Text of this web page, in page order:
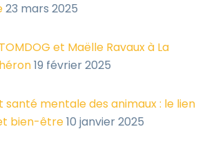
23 mars 2025
et Maëlle Ravaux à La
19 février 2025
mentale des animaux : le lien
bien-être10 janvier 2025